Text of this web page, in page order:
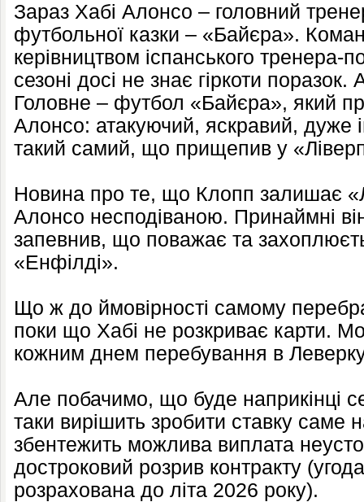
Зараз Хабі Алонсо – головний
футбольної казки – «Байєра».
керівництвом іспанського тренера-
сезоні досі не знає гіркоти
Головне – футбол «Байєра», який
Алонсо: атакуючий, яскравий, дуже
такий самий, що прищепив у
Новина про те, що Клопп залишає
Алонсо несподіваною. Принаймні
запевнив, що поважає та
«Енфілді».
Що ж до ймовірності самому
поки що Хабі не розкриває карти.
кожним днем перебування в
Але побачимо, що буде наприкінці
таки вирішить зробити ставку саме
збентежить можлива виплата
достроковий розрив контракту
розрахована до літа 2026 року).